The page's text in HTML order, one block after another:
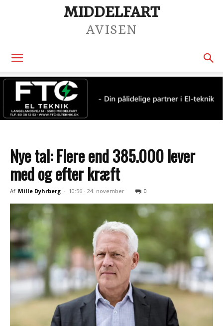
MIDDELFART
AVISEN
Nye tal: Flere end 385.000 lever
med og efter kræft
Af Mille Dyhrberg - 10:56 - 24. november 0